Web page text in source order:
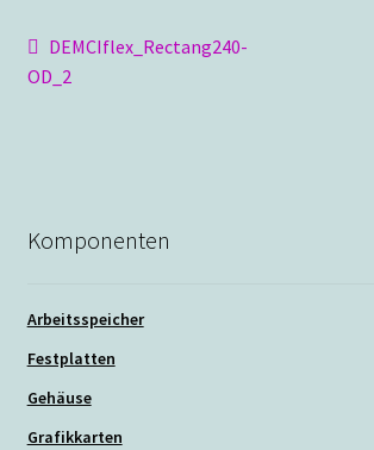
Beitragsnavigation
Vorheriger
Beitrag:
DEMCIflex_Rectang240-
OD_2
Komponenten
Arbeitsspeicher
Festplatten
Gehäuse
Grafikkarten